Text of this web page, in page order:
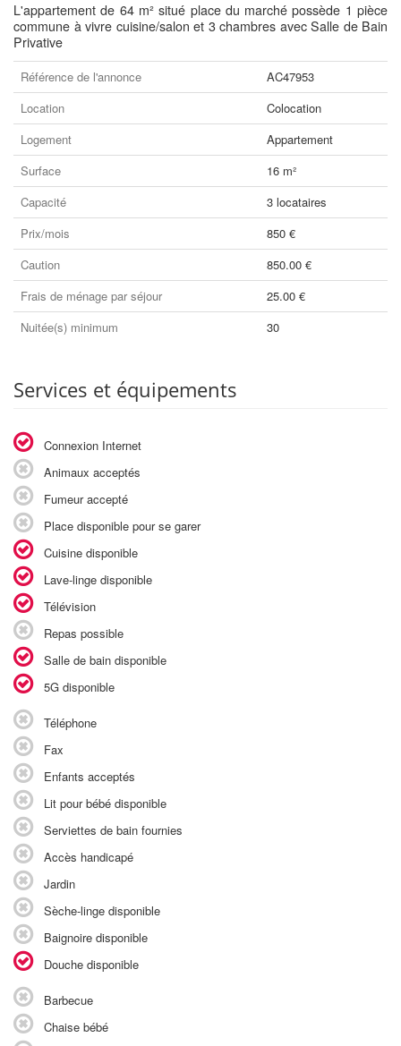
L'appartement de 64 m² situé place du marché possède 1 pièce
commune à vivre cuisine/salon et 3 chambres avec Salle de Bain
Privative
Référence de l'annonce
AC47953
Location
Colocation
Logement
Appartement
Surface
16 m²
Capacité
3 locataires
Prix/mois
850 €
Caution
850.00 €
Frais de ménage par séjour
25.00 €
Nuitée(s) minimum
30
Services et équipements
Connexion Internet
Animaux acceptés
Fumeur accepté
Place disponible pour se garer
Cuisine disponible
Lave-linge disponible
Télévision
Repas possible
Salle de bain disponible
5G disponible
Téléphone
Fax
Enfants acceptés
Lit pour bébé disponible
Serviettes de bain fournies
Accès handicapé
Jardin
Sèche-linge disponible
Baignoire disponible
Douche disponible
Barbecue
Chaise bébé